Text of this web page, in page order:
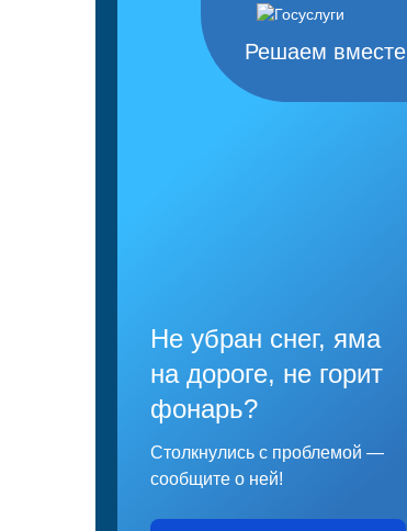
Решаем вместе
Не убран снег, яма
на дороге, не горит
фонарь?
Столкнулись с проблемой —
сообщите о ней!